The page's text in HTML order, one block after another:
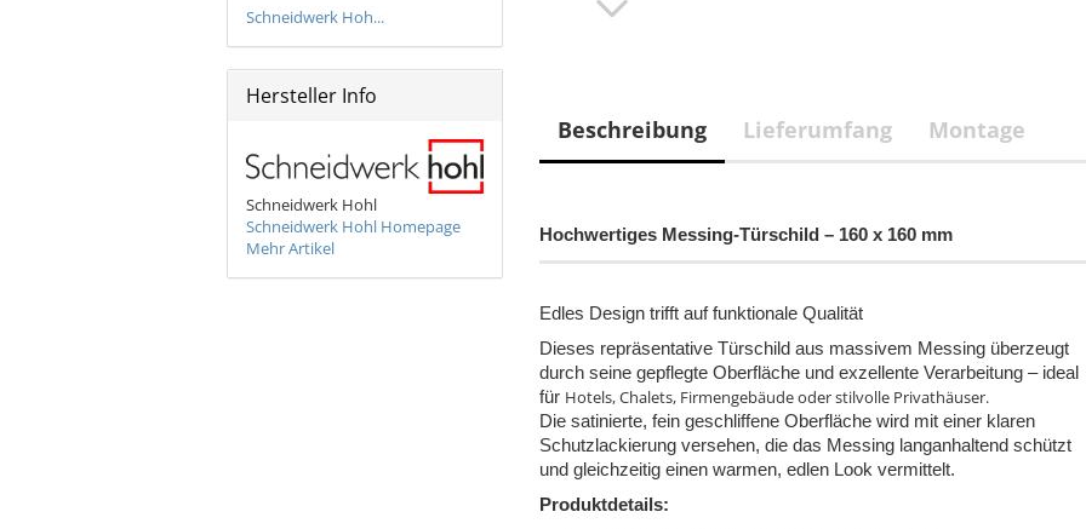
Beschreibung Lieferumfang Montage
Hochwertiges Messing-Türschild – 160 x 160 mm
Edles Design trifft auf funktionale Qualität
Dieses repräsentative Türschild aus massivem Messing überzeugt
durch seine gepflegte Oberfläche und exzellente Verarbeitung – ideal
für Hotels, Chalets, Firmengebäude oder stilvolle Privathäuser.
Die satinierte, fein geschliffene Oberfläche wird mit einer klaren
Schutzlackierung versehen, die das Messing langanhaltend schützt
und gleichzeitig einen warmen, edlen Look vermittelt.
Produktdetails:
Schneidwerk Hoh...
Hersteller Info
Schneidwerk Hohl
Schneidwerk Hohl Homepage
Mehr Artikel